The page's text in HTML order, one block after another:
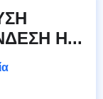
Η...